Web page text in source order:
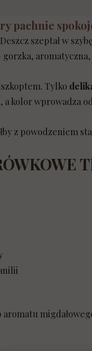
pachnie
szeptał w
Tylko
a kolor wprowadza
z powodzeniem
aromatu